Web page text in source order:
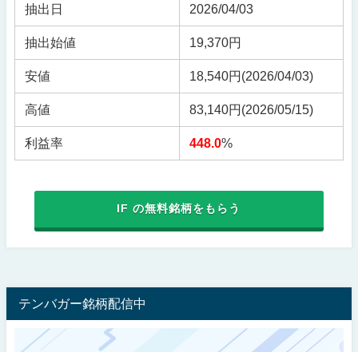
抽出日 2026/04/03
抽出始値 19,370円
安値 18,540円 (2026/04/03)
高値 83,140円 (2026/05/15)
利益率 448.0%
IF の無料銘柄をもらう
テンバガー銘柄配信中